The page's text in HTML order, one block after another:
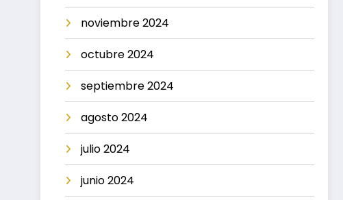
noviembre 2024
octubre 2024
septiembre 2024
agosto 2024
julio 2024
junio 2024